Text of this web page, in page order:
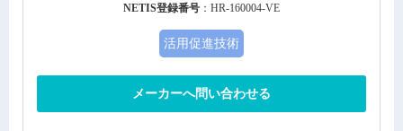
NETIS登録番号 ：HR-160004-VE
活用促進技術
メーカーへ問い合わせる